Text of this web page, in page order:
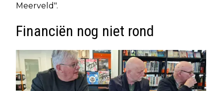
Meerveld".
Financiën nog niet rond